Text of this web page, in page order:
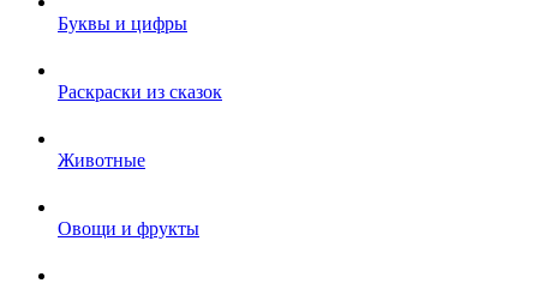
Буквы и цифры
Раскраски из сказок
Животные
Овощи и фрукты